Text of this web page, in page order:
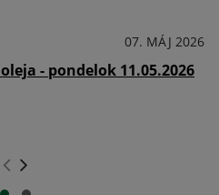
07. MÁJ 2026
- pondelok 11.05.2026